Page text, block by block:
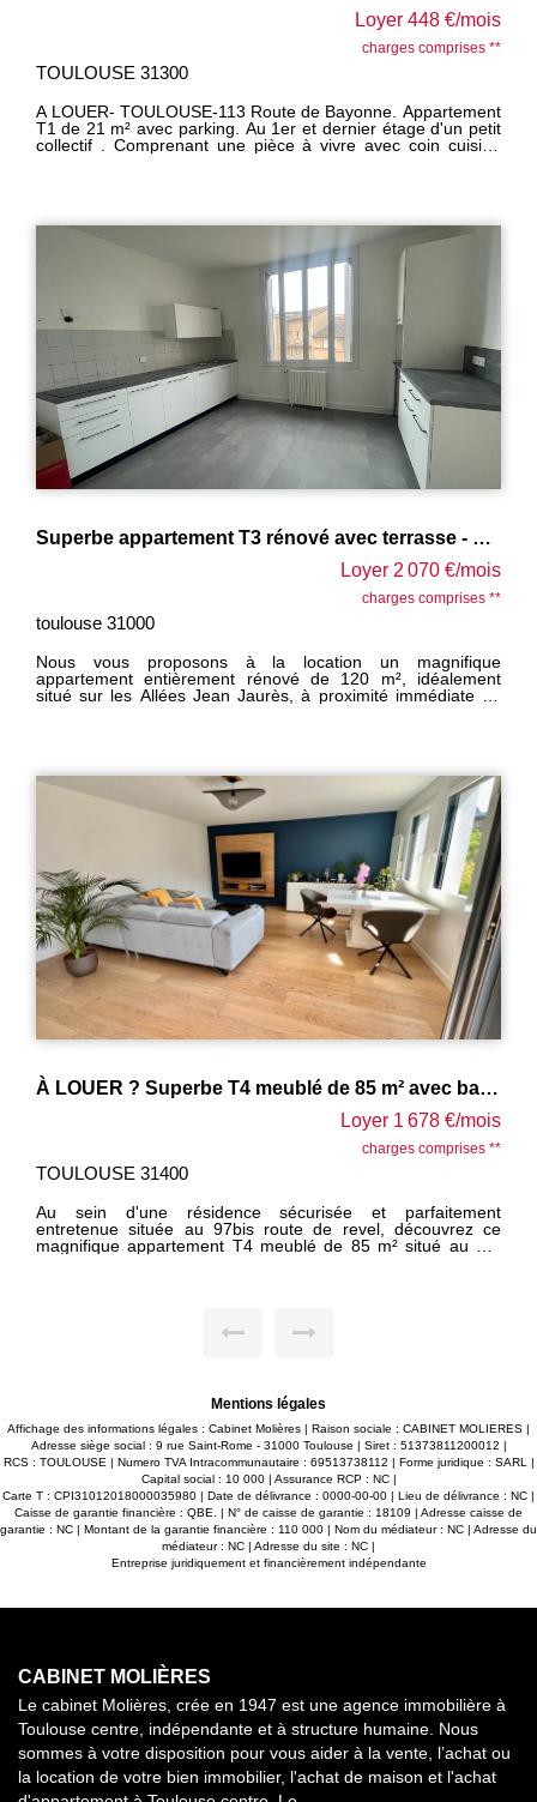
Loyer 448 €/mois
charges comprises **
TOULOUSE 31300
A LOUER- TOULOUSE-113 Route de Bayonne. Appartement
T1 de 21 m² avec parking. Au 1er et dernier étage d'un petit
collectif . Comprenant une pièce à vivre avec coin cuisine
Superbe appartement T3 rénové avec terrasse - 120 m²
Loyer 2 070 €/mois
charges comprises **
toulouse 31000
Nous vous proposons à la location un magnifique
appartement entièrement rénové de 120 m², idéalement
situé sur les Allées Jean Jaurès, à proximité immédiate du
neuve, équipée d'un plan de travail, plaque électrique, hotte,
four et emplacement pour lave-vaisselle - Deux chambres
avec placards - Une salle d'eau neuve avec douche et
emplacement pour lave-linge - Climatisation installée Une
coursive desservant les différentes pièces et donnant accès
à une agréable terrasse Fin des travaux prévue fin février -
Visites possibles dès à présent Loyer mensuel : 2 070€ (dont
70 € de charges locatives) Dépôt de garantie : 2 000€
Honoraires locataire : 1 560€, dont 360 € pour l'état des lieux
À LOUER ? Superbe T4 meublé de 85 m² avec balcon et parking
Loyer 1 678 €/mois
charges comprises **
TOULOUSE 31400
Au sein d'une résidence sécurisée et parfaitement
entretenue située au 97bis route de revel, découvrez ce
magnifique appartement T4 meublé de 85 m² situé au 1er
entièrement équipée comprenant notamment un four, un
chambres, toutes équipées de placards, dont une avec un
dressing. Vous bénéficierez également d'une spacieuse salle
d'eau avec une grande douche, d'un lave-linge avec la
possibilité d'installer un sèche-linge au-dessus, ainsi que de
toilettes indépendantes. Pour un confort optimal tout au long
de l'année, l'appartement est équipé de la climatisation. Vous
profiterez également d'un agréable balcon au calme, idéal
pour vos moments de détente, ainsi que d'une place de
parking privative. Cet appartement réunit tous les critères
recherchés : un environnement paisible, des prestations
soignées, une résidence sécurisée et un ameublement de
Mentions légales
Affichage des informations légales : Cabinet Molières | Raison sociale : CABINET MOLIERES |
Adresse siège social : 9 rue Saint-Rome - 31000 Toulouse | Siret : 51373811200012 |
RCS : TOULOUSE | Numero TVA Intracommunautaire : 69513738112 | Forme juridique : SARL |
Capital social : 10 000 | Assurance RCP : NC |
Carte T : CPI31012018000035980 | Date de délivrance : 0000-00-00 | Lieu de délivrance : NC |
Caisse de garantie financière : QBE. | N° de caisse de garantie : 18109 | Adresse caisse de
garantie : NC | Montant de la garantie financière : 110 000 | Nom du médiateur : NC | Adresse du
médiateur : NC | Adresse du site : NC |
Entreprise juridiquement et financièrement indépendante
CABINET MOLIÈRES
Le cabinet Molières, crée en 1947 est une agence immobilière à
Toulouse centre, indépendante et à structure humaine. Nous
sommes à votre disposition pour vous aider à la vente, l’achat ou
la location de votre bien immobilier, l'achat de maison et l'achat